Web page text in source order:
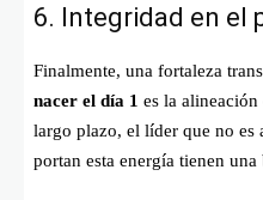
6. Integridad en el
Finalmente, una fortaleza
nacer el día 1 es la
largo plazo, el líder que no es
portan esta energía tienen